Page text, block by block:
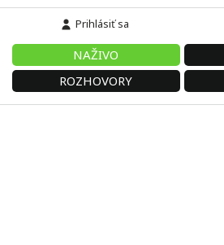
Prihlásiť sa
NAŽIVO
ROZHOVORY